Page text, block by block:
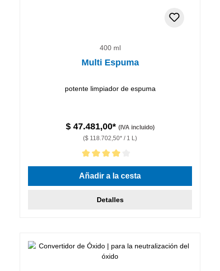
400 ml
Multi Espuma
potente limpiador de espuma
$ 47.481,00* (IVA incluido)
($ 118.702,50* / 1 L)
Calificación promedio de 4 de 5 estrellas
Añadir a la cesta
Detalles